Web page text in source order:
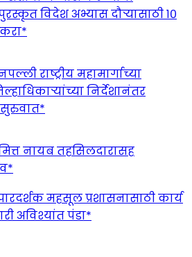
विदेश अभ्यास दौऱ्यासाठी १०
राष्ट्रीय महामार्गाच्या
निर्देशानंतर
नायब तहसिलदारासह
महसूल प्रशासनासाठी कार्य
अविश्यांत पंडा*